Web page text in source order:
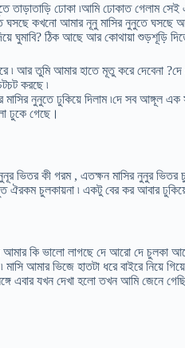
ঢোকা ৷আমি ঢোকাত গেলাম সেই
কখনো আমার নূনু মাসির নুনুতে ঘসছে
ঘুমাবি? ঠিক আছে আর কোথায়া শুড়শূড়ি
৷ আর তুমি আমার হাতে মূতু করে দেবেনা
করছে ৷
নুনুতে ঢুকিয়ে দিলাম ৷দে সব আঙ্গূল
ঢুকে গেছে।
ভিতর কী গরম , এতক্ষন মাসির নুনুর
চুলকায়না ৷ একটু বের কর আবার ঢুকিয়ে
কি ভালো লাগছে দে আরো দে চুলকা আরো
আমার ভিজে হাতটা ধরে বাইরে নিয়ে
এবার যখন দেখা হলো তখন আমি জেনে